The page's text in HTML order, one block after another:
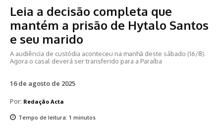
Leia a decisão completa que
mantém a prisão de Hytalo Santos
e seu marido
A audiência de custódia aconteceu na manhã deste sábado (16/8).
Agora o casal deverá ser transferido para a Paraíba
16 de agosto de 2025
Por: Redação Acta
Tempo de leitura: 1 minutos